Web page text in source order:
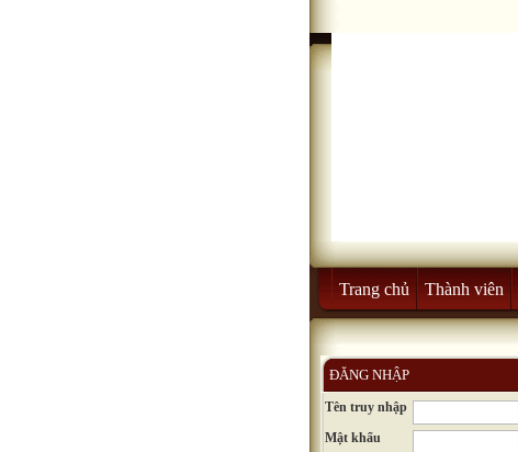
Trang chủ Thành viên
ĐĂNG NHẬP
Tên truy nhập
Mật khẩu